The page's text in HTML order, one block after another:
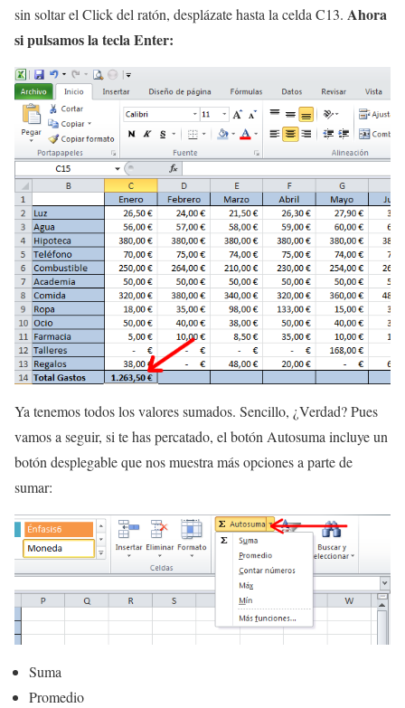
sin soltar el Click del ratón, desplázate hasta la celda C13. Ahora
si pulsamos la tecla Enter:
Ya tenemos todos los valores sumados. Sencillo, ¿Verdad? Pues
vamos a seguir, si te has percatado, el botón Autosuma incluye un
botón desplegable que nos muestra más opciones a parte de
sumar:
Suma
Promedio